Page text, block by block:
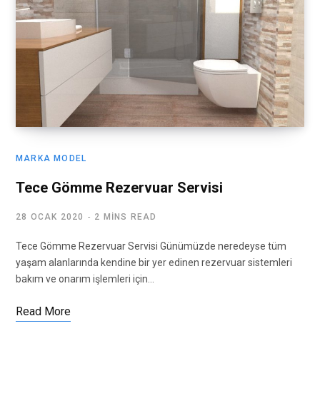
MARKA MODEL
Tece Gömme Rezervuar Servisi
28 OCAK 2020 2 MINS READ
Tece Gömme Rezervuar Servisi Günümüzde neredeyse tüm
yaşam alanlarında kendine bir yer edinen rezervuar sistemleri
bakım ve onarım işlemleri için…
Read More